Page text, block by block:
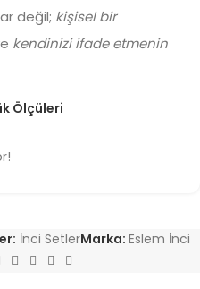
değil; kişisel bir
kendinizi ifade etmenin
Ölçüleri
İnci SetlerMarka: Eslem İnci